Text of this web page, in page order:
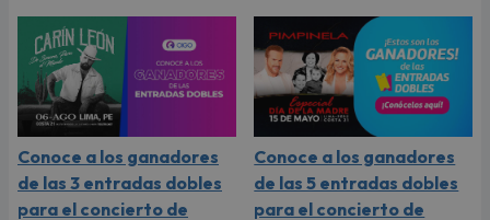
Conoce a los ganadores
de las 3 entradas dobles
para el concierto de
Conoce a los ganadores
de las 5 entradas dobles
para el concierto de